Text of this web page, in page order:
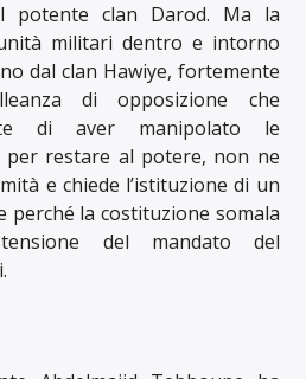
potente clan Darod. Ma la
militari dentro e intorno
dal clan Hawiye, fortemente
di opposizione che
di aver manipolato le
per restare al potere, non ne
e chiede l’istituzione di un
perché la costituzione somala
del mandato del